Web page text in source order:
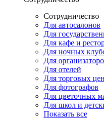
Сотрудничество
Для автосалонов
Для
Для кафе и
Для ночных
Для
Для отелей
Для торговых
Для фотографов
Для цветочных
Для школ и
Показать все